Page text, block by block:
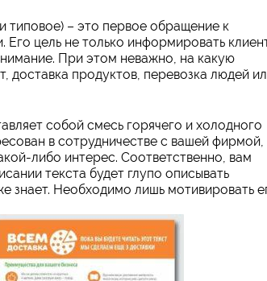
– это первое обращение к
цель не только информировать
При этом неважно, на какую
доставка продуктов, перевозка людей
собой смесь горячего и холодного
в сотрудничестве с вашей фирмой,
либо интерес. Соответственно, вам
текста будет глупо описывать
знает. Необходимо лишь мотивировать